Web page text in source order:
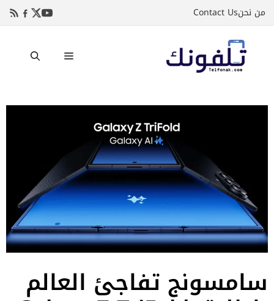
إلىمن نحنContact Us
القائمة
سامسونج تفاجئ العالم